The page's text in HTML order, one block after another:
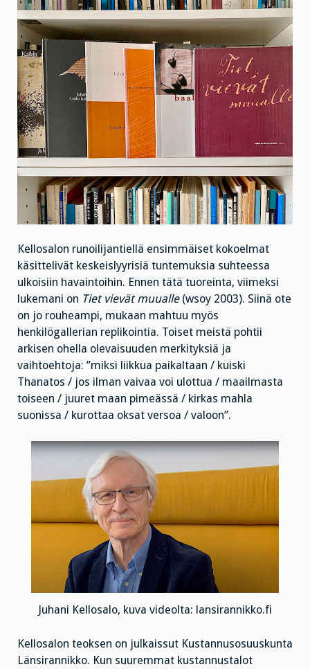
Kellosalon runoilijantiellä ensimmäiset kokoelmat
käsittelivät keskeislyyrisiä tuntemuksia suhteessa
ulkoisiin havaintoihin. Ennen tätä tuoreinta, viimeksi
lukemani on Tiet vievät muualle(wsoy 2003). Siinä ote
on jo rouheampi, mukaan mahtuu myös
henkilögallerian replikointia. Toiset meistä pohtii
arkisen ohella olevaisuuden merkityksiä ja
vaihtoehtoja: ”miksi liikkua paikaltaan / kuiski
Thanatos / jos ilman vaivaa voi ulottua / maailmasta
toiseen / juuret maan pimeässä / kirkas mahla
suonissa / kurottaa oksat versoa / valoon”.
Juhani Kellosalo, kuva videolta: lansirannikko.fi
Kellosalon teoksen on julkaissut Kustannusosuuskunta
Länsirannikko. Kun suuremmat kustannustalot